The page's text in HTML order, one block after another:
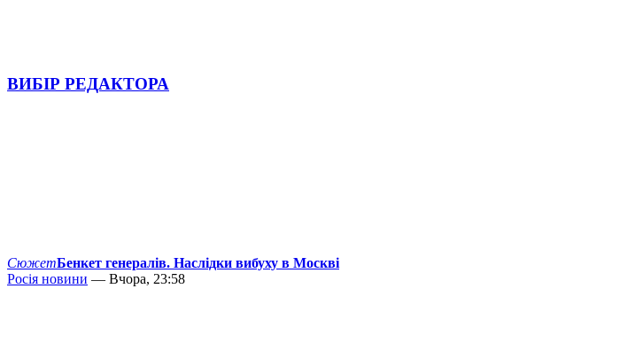
ВИБІР РЕДАКТОРА
СюжетБенкет генералів. Наслідки вибуху в Москві
Росія новини — Вчора, 23:58